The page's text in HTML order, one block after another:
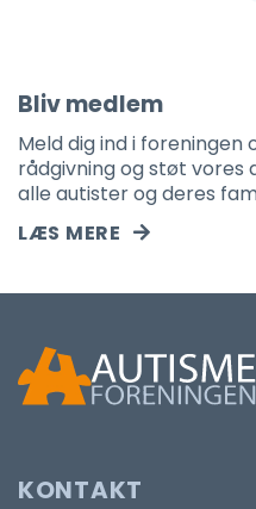
Bliv medlem
Meld dig ind i
rådgivning og støt
alle autister og deres
LÆS MERE
KONTAKT